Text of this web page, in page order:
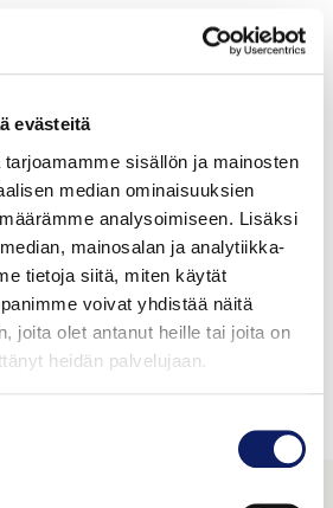
evästeitä
sisällön ja mainosten
median ominaisuuksien
analysoimiseen. Lisäksi
mainosalan ja analytiikka-
tietoja siitä, miten käytät
voivat yhdistää näitä
joita olet antanut heille tai joita on
heidän palvelujaan.
meitä
löytynyt tuotteita